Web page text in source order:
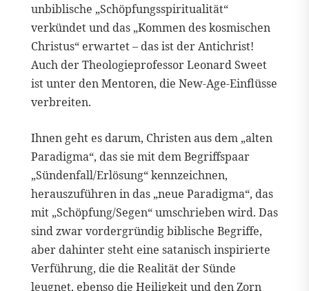
unbiblische „Schöpfungsspiritualität“
verkündet und das „Kommen des kosmischen
Christus“ erwartet – das ist der Antichrist!
Auch der Theologieprofessor Leonard Sweet
ist unter den Mentoren, die New-Age-Einflüsse
verbreiten.
Ihnen geht es darum, Christen aus dem „alten
Paradigma“, das sie mit dem Begriffspaar
„Sündenfall/Erlösung“ kennzeichnen,
herauszuführen in das „neue Paradigma“, das
mit „Schöpfung/Segen“ umschrieben wird. Das
sind zwar vordergründig biblische Begriffe,
aber dahinter steht eine satanisch inspirierte
Verführung, die die Realität der Sünde
leugnet, ebenso die Heiligkeit und den Zorn